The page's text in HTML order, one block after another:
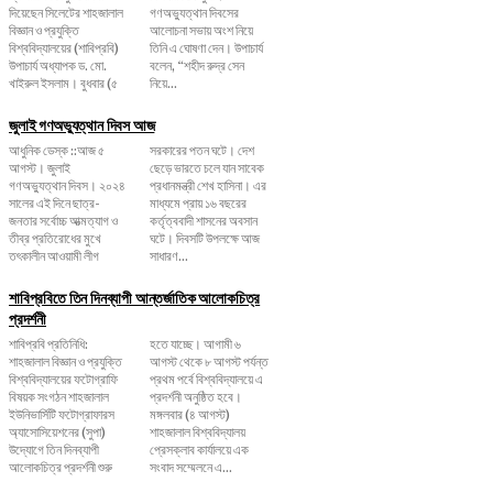
দিয়েছেন সিলেটের শাহজালাল
বিজ্ঞান ও প্রযুক্তি
বিশ্ববিদ্যালয়ের (শাবিপ্রবি)
উপাচার্য অধ্যাপক ড. মো.
খাইরুল ইসলাম। বুধবার (৫
গণঅভ্যুত্থান দিবসের
আলোচনা সভায় অংশ নিয়ে
তিনি এ ঘোষণা দেন। উপাচার্য
বলেন, ‌“শহীদ রুদ্র সেন
নিয়ে...
জুলাই গণঅভ্যুত্থান দিবস আজ
আধুনিক ডেস্ক ::আজ ৫
আগস্ট। জুলাই
গণঅভ্যুত্থান দিবস। ২০২৪
সালের এই দিনে ছাত্র-
জনতার সর্বোচ্চ আত্মত্যাগ ও
তীব্র প্রতিরোধের মুখে
তৎকালীন আওয়ামী লীগ
সরকারের পতন ঘটে। দেশ
ছেড়ে ভারতে চলে যান সাবেক
প্রধানমন্ত্রী শেখ হাসিনা। এর
মাধ্যমে প্রায় ১৬ বছরের
কর্তৃত্ববাদী শাসনের অবসান
ঘটে। দিবসটি উপলক্ষে আজ
সাধারণ...
শাবিপ্রবিতে তিন দিনব্যাপী আন্তর্জাতিক আলোকচিত্র
প্রদর্শনী
শাবিপ্রবি প্রতিনিধি:
শাহজালাল বিজ্ঞান ও প্রযুক্তি
বিশ্ববিদ্যালয়ের ফটোগ্রাফি
বিষয়ক সংগঠন শাহজালাল
ইউনিভার্সিটি ফটোগ্রাফারস
অ্যাসোসিয়েশনের (সুপা)
উদ্যোগে তিন দিনব্যাপী
আলোকচিত্র প্রদর্শনী শুরু
হতে যাচ্ছে। আগামী ৬
আগস্ট থেকে ৮ আগস্ট পর্যন্ত
প্রথম পর্বে বিশ্ববিদ্যালয়ে এ
প্রদর্শনী অনুষ্ঠিত হবে।
মঙ্গলবার (৪ আগস্ট)
শাহজালাল বিশ্ববিদ্যালয়
প্রেসক্লাব কার্যালয়ে এক
সংবাদ সম্মেলনে এ...